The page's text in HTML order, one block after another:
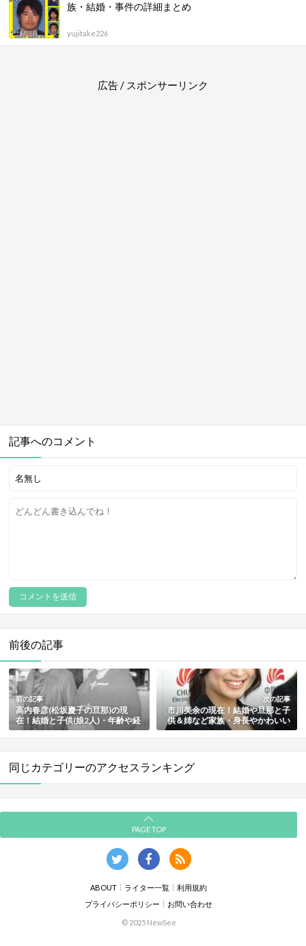
族・結婚・事件の詳細まとめ
yujitake226
広告 / スポンサーリンク
記事へのコメント
前後の記事
前の記事
高内春彦(松坂慶子の旦那)の現
在！結婚と子供(娘2人)・年齢や経
歴と年収などプロフィールまとめ
次の記事
市川美余の現在！結婚や旦那と子
供＆姉など家族・身長やかわいい
評判もまとめ【元カーリング選
同じカテゴリーのアクセスランキング
PAGE TOP
ABOUT ライター一覧
利用規約
プライバシーポリシー
お問い合わせ
© 2025 NewSee